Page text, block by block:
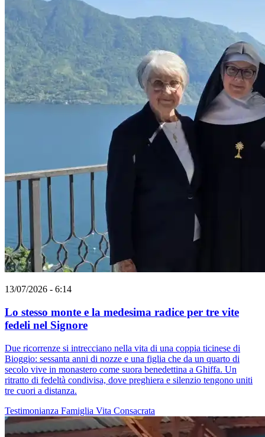
13/07/2026 - 6:14
Lo stesso monte e la medesima radice per tre vite
fedeli nel Signore
Due ricorrenze si intrecciano nella vita di una coppia ticinese di
Bioggio: sessanta anni di nozze e una figlia che da un quarto di
secolo vive in monastero come suora benedettina a Ghiffa. Un
ritratto di fedeltà condivisa, dove preghiera e silenzio tengono uniti
tre cuori a distanza.
Testimonianza Famiglia Vita Consacrata